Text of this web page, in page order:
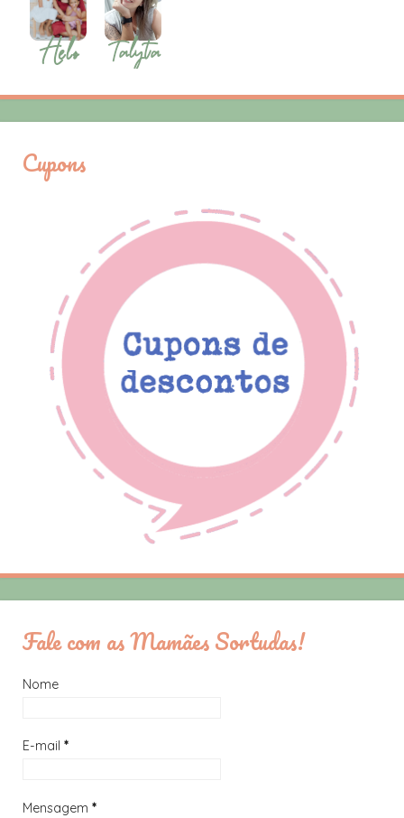
Cupons
Fale com as Mamães Sortudas!
Nome
E-mail *
Mensagem *